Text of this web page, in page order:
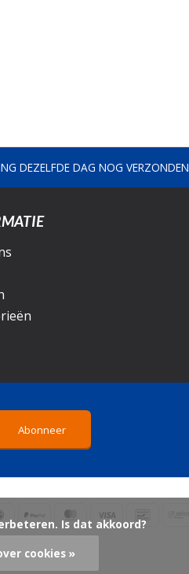
DEZELFDE DAG NOG VERZONDEN
Abonneer
cookies »